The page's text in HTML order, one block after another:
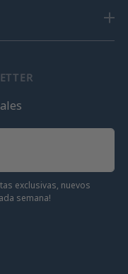
exclusivas, nuevos
semana!